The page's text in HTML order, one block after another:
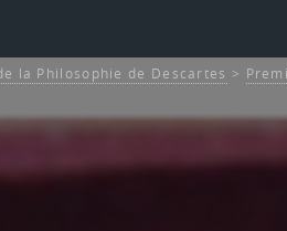
la Philosophie de Descartes >